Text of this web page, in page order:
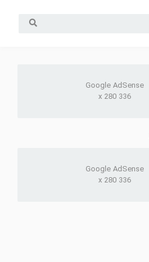
Google AdSense
336 x 280
Google AdSense
336 x 280